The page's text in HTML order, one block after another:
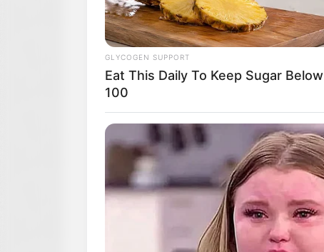
GLYCOGEN SUPPORT
Eat This Daily To Keep Sugar Below
100